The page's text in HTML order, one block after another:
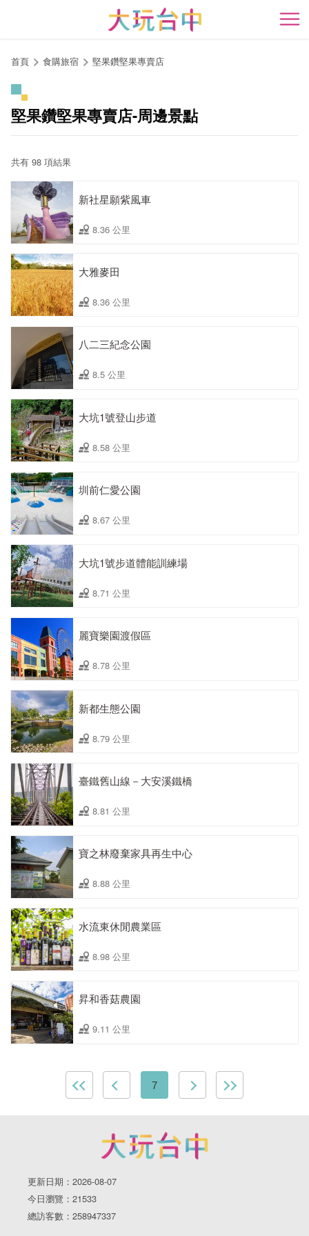
開
首頁 食購旅宿 堅果鑽堅果專賣店
堅果鑽堅果專賣店-周邊景點
共有 98 項結果
新社星願紫風車
8.36 公里
大雅麥田
8.36 公里
八二三紀念公園
8.5 公里
大坑1號登山步道
8.58 公里
圳前仁愛公園
8.67 公里
大坑1號步道體能訓練場
8.71 公里
麗寶樂園渡假區
8.78 公里
新都生態公園
8.79 公里
臺鐵舊山線－大安溪鐵橋
8.81 公里
寶之林廢棄家具再生中心
8.88 公里
水流東休閒農業區
8.98 公里
昇和香菇農園
9.11 公里
7
更新日期：2026-08-07
今日瀏覽：21533
總訪客數：258947337